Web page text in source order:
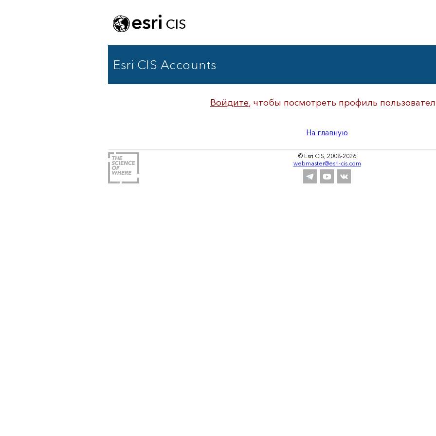
esri CIS
Esri CIS Accounts
Войдите, чтобы посмотреть профиль
На главную
© Esri CIS, 2008-2026
webmaster@esri-cis.com